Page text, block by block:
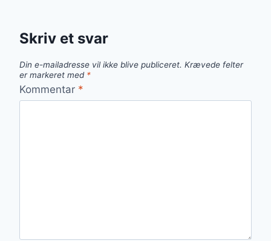
Skriv et svar
Din e-mailadresse vil ikke blive publiceret. Krævede felter
er markeret med *
Kommentar *